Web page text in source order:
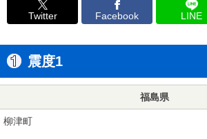
Twitter Facebook LINE
震度1
福島県
柳津町